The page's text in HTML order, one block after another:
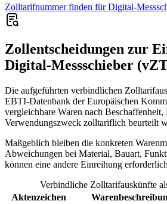
Zolltarifnummer finden für Digital-
Zollentscheidungen zur
Digital-Messschieber
Die aufgeführten verbindlichen
EBTI-Datenbank der Europäischen
vergleichbare Waren nach
Verwendungszweck zolltariflich beurteilt
Maßgeblich bleiben die konkreten
Abweichungen bei Material, Bauart,
können eine andere Einreihung
Verbindliche Zolltarifauskünfte
Aktenzeichen